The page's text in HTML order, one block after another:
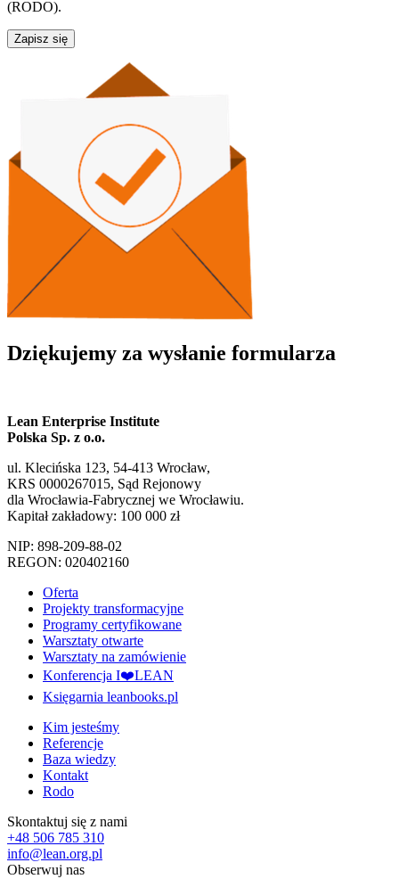
(RODO).
Zapisz się
Dziękujemy za wysłanie formularza
Lean Enterprise Institute
Polska Sp. z o.o.
ul. Klecińska 123, 54-413 Wrocław,
KRS 0000267015, Sąd Rejonowy
dla Wrocławia-Fabrycznej we Wrocławiu.
Kapitał zakładowy: 100 000 zł
NIP: 898-209-88-02
REGON: 020402160
Oferta
Projekty transformacyjne
Programy certyfikowane
Warsztaty otwarte
Warsztaty na zamówienie
Konferencja I❤️LEAN
Księgarnia leanbooks.pl
Kim jesteśmy
Referencje
Baza wiedzy
Kontakt
Rodo
Skontaktuj się z nami
+48 506 785 310
info@lean.org.pl
Obserwuj nas